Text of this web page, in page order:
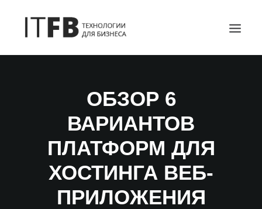
АДМИНИСТРИРОВАНИЕ СЕРВЕРОВ
ОТЗЫВЫ
КОНТАКТЫ
ОБЗОР 6
ВАРИАНТОВ
ПЛАТФОРМ ДЛЯ
ХОСТИНГА ВЕБ-
ПРИЛОЖЕНИЯ